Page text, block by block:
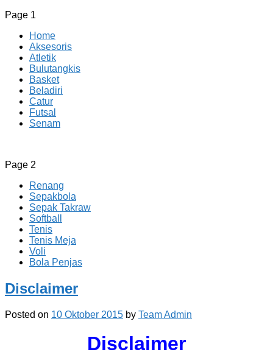
Page 1
Home
Aksesoris
Atletik
Bulutangkis
Basket
Beladiri
Catur
Futsal
Senam
CV JAYA BERSAMA Co Id
Menyediakan Semua Perlengkapan Olahraga Yang
Page 2
Renang
Sepakbola
Sepak Takraw
Softball
Tenis
Tenis Meja
Voli
Bola Penjas
Disclaimer
Posted on 10 Oktober 2015 by Team Admin
Disclaimer